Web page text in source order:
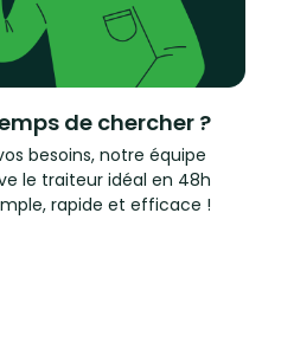
de chercher ?
besoins, notre équipe
le traiteur idéal en 48h
rapide et efficace !